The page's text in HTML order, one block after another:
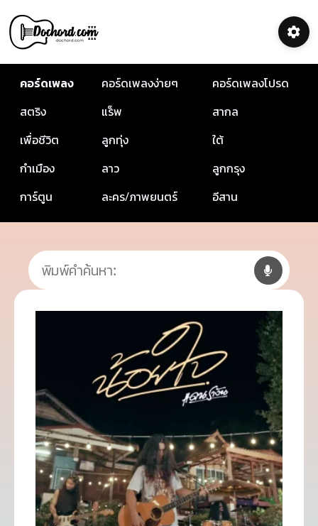
คอร์ดเพลง คอร์ดเพลงง่ายๆ
คอร์ดเพลงโปรด
สตริง
แร็พ
สากล
เพื่อชีวิต
ลูกทุ่ง
ใต้
กำเมือง
ลาว
ลูกกรุง
การ์ตูน
ละคร/ภาพยนตร์ อีสาน